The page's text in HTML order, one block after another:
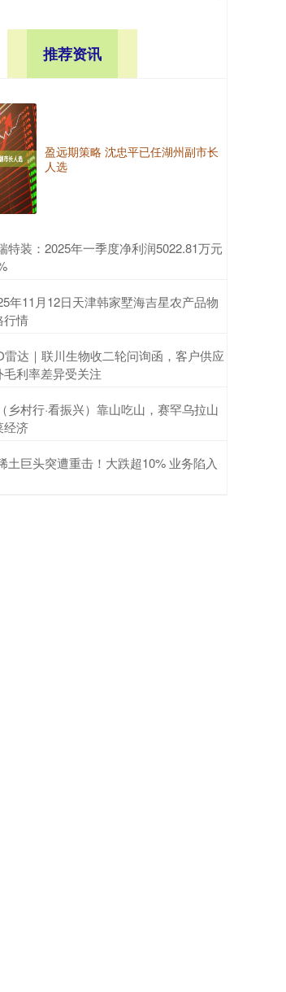
推荐资讯
盈远期策略 沈忠平已任湖州副市长
人选
特装：2025年一季度净利润5022.81万元
年11月12日天津韩家墅海吉星农产品物
行情
雷达｜联川生物收二轮问询函，客户供应
利率差异受关注
乡村行·看振兴）靠山吃山，赛罕乌拉山
经济
土巨头突遭重击！大跌超10% 业务陷入